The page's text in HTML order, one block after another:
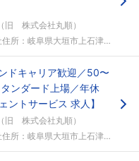
旧 株式会社丸順）
：岐阜県大垣市上石津町乙坂1...
ドキャリア歓迎／50〜
ンダード上場／年休
ントサービス 求人】
旧 株式会社丸順）
：岐阜県大垣市上石津町乙坂1...